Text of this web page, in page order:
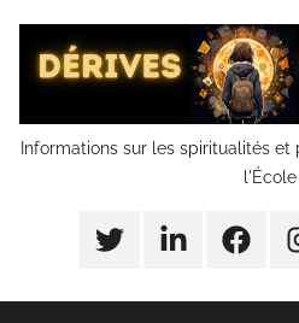
contenu
Dérives
scolaires
Informations sur les spiritualités
l'École
Twitter LinkedIn